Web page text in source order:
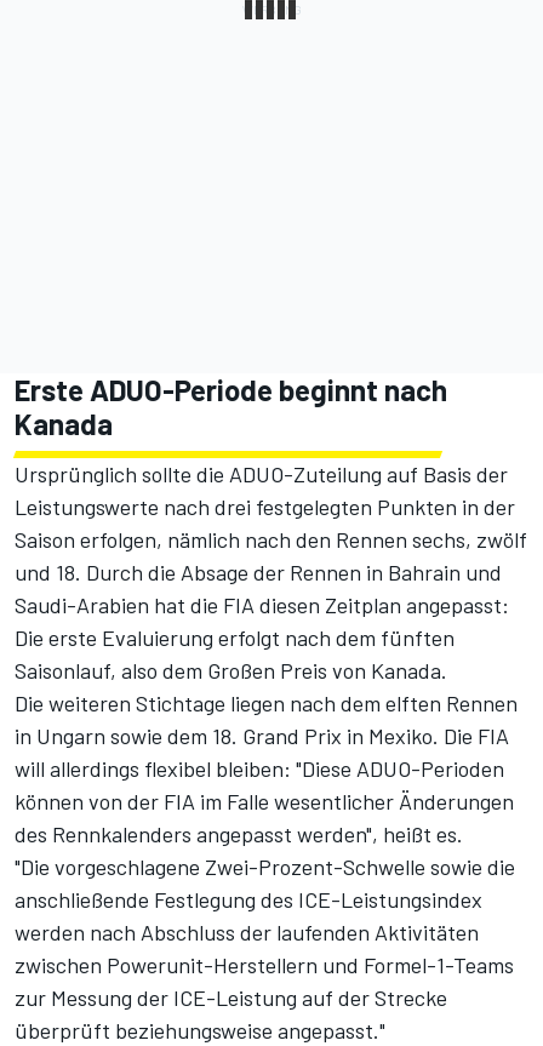
Erste ADUO-Periode beginnt nach
Kanada
Ursprünglich sollte die ADUO-Zuteilung auf Basis der
Leistungswerte nach drei festgelegten Punkten in der
Saison erfolgen, nämlich nach den Rennen sechs, zwölf
und 18. Durch die Absage der Rennen in Bahrain und
Saudi-Arabien hat die FIA diesen Zeitplan angepasst:
Die erste Evaluierung erfolgt nach dem fünften
Saisonlauf, also dem Großen Preis von Kanada.
Die weiteren Stichtage liegen nach dem elften Rennen
in Ungarn sowie dem 18. Grand Prix in Mexiko. Die FIA
will allerdings flexibel bleiben: "Diese ADUO-Perioden
können von der FIA im Falle wesentlicher Änderungen
des Rennkalenders angepasst werden", heißt es.
"Die vorgeschlagene Zwei-Prozent-Schwelle sowie die
anschließende Festlegung des ICE-Leistungsindex
werden nach Abschluss der laufenden Aktivitäten
zwischen Powerunit-Herstellern und Formel-1-Teams
zur Messung der ICE-Leistung auf der Strecke
überprüft beziehungsweise angepasst."